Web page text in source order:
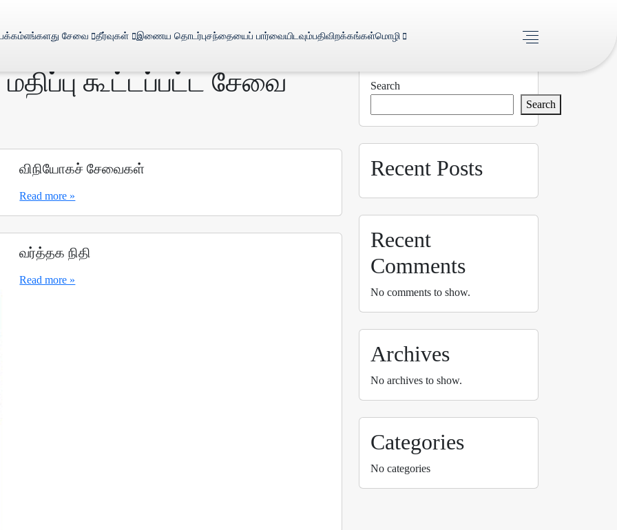
பக்கம்எங்களது சேவை தீர்வுகள் இணைய தொடர்புசந்தையைப் பார்வையிடவும்பதிவிறக்கங்கள்மொழி
மதிப்பு கூட்டப்பட்ட சேவை
விநியோகச் சேவைகள்
Read more »
வர்த்தக நிதி
Read more »
Search
Search
Recent Posts
Recent
Comments
No comments to show.
Archives
No archives to show.
Categories
No categories